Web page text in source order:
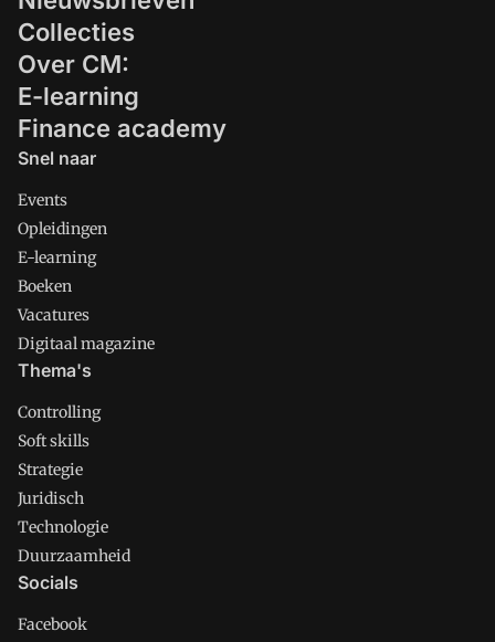
Collecties
Over CM:
E-learning
Finance academy
Snel naar
Events
Opleidingen
E-learning
Boeken
Vacatures
Digitaal magazine
Thema's
Controlling
Soft skills
Strategie
Juridisch
Technologie
Duurzaamheid
Socials
Facebook